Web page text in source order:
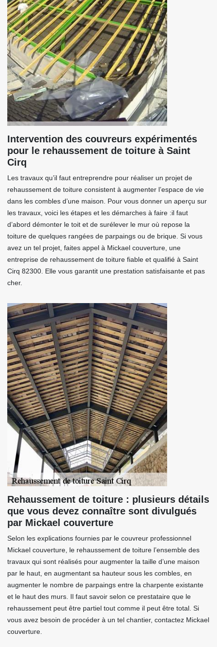
Intervention des couvreurs expérimentés
pour le rehaussement de toiture à Saint
Cirq
Les travaux qu’il faut entreprendre pour réaliser un projet de
rehaussement de toiture consistent à augmenter l’espace de vie
dans les combles d’une maison. Pour vous donner un aperçu sur
les travaux, voici les étapes et les démarches à faire :il faut
d’abord démonter le toit et de surélever le mur où repose la
toiture de quelques rangées de parpaings ou de brique. Si vous
avez un tel projet, faites appel à Mickael couverture, une
entreprise de rehaussement de toiture fiable et qualifié à Saint
Cirq 82300. Elle vous garantit une prestation satisfaisante et pas
cher.
Rehaussement de toiture : plusieurs détails
que vous devez connaître sont divulgués
par Mickael couverture
Selon les explications fournies par le couvreur professionnel
Mickael couverture, le rehaussement de toiture l’ensemble des
travaux qui sont réalisés pour augmenter la taille d’une maison
par le haut, en augmentant sa hauteur sous les combles, en
augmenter le nombre de parpaings entre la charpente existante
et le haut des murs. Il faut savoir selon ce prestataire que le
rehaussement peut être partiel tout comme il peut être total. Si
vous avez besoin de procéder à un tel chantier, contactez Mickael
couverture.